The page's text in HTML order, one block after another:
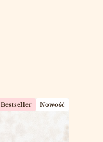
Bestseller Nowość